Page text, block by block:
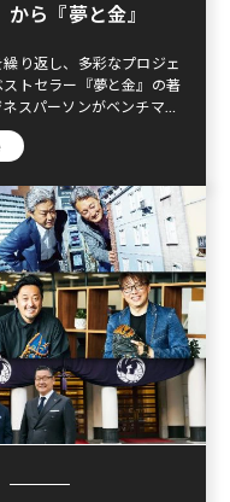
ら『夢と金』
り返し、多彩なプロジェ
トセラー『夢と金』の著
スパーソンがベンチマー
今”をお届けする連載。